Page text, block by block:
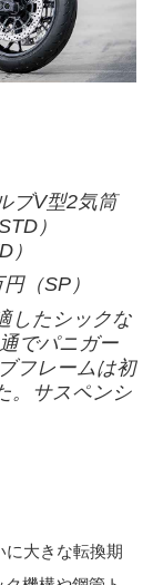
ブV型2気筒
）
（SP）
したシックな
でパニガー
フレームは初
。サスペンシ
に大きな転換期